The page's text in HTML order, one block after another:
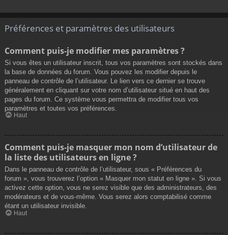
Préférences et paramètres des utilisateurs
Comment puis-je modifier mes paramètres ?
Si vous êtes un utilisateur inscrit, tous vos paramètres sont stockés dans
la base de données du forum. Vous pouvez les modifier depuis le
panneau de contrôle de l’utilisateur. Le lien vers ce dernier se trouve
généralement en cliquant sur votre nom d’utilisateur situé en haut des
pages du forum. Ce système vous permettra de modifier tous vos
paramètres et toutes vos préférences.
Haut
Comment puis-je masquer mon nom d’utilisateur de
la liste des utilisateurs en ligne ?
Dans le panneau de contrôle de l’utilisateur, sous « Préférences du
forum », vous trouverez l’option « Masquer mon statut en ligne ». Si vous
activez cette option, vous ne serez visible que des administrateurs, des
modérateurs et de vous-même. Vous serez alors comptabilisé comme
étant un utilisateur invisible.
Haut